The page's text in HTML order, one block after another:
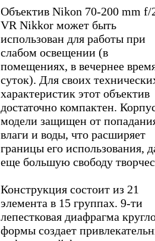
Объектив Nikon 70-200 mm f/
VR Nikkor может быть
использован для работы при
слабом освещении (в
помещениях, в вечернее
суток). Для своих
характеристик этот объектив
достаточно компактен.
модели защищен от
влаги и воды, что расширяет
границы его использования,
еще большую свободу
Конструкция состоит из 21
элемента в 15 группах. 9-ти
лепестковая диафрагма
формы создает